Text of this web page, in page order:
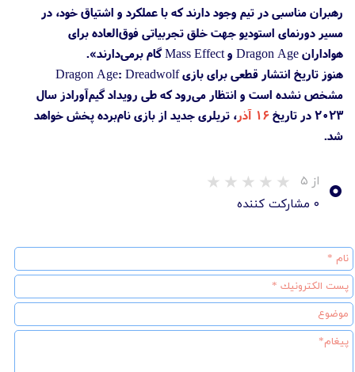
رهبران مناسبی در تیم‌ وجود دارند که با عملکرد و اشتیاق خود، در
مسیر دورنمای استودیو جهت خلق تجربیاتی فوق‌العاده برای
هواداران Dragon Age و Mass Effect گام برمی‌دارند».
هنوز تاریخ انتشار قطعی برای بازی Dragon Age: Dreadwolf
مشخص نشده است و انتظار می‌رود که طی رویداد گیم‌آورادز سال
۲۰۲۳ در تاریخ
۱۶ آذر
، تریلری جدید از بازی نام‌برده پخش خواهد
شد.
۰ از ۵
۰ مشارکت کننده